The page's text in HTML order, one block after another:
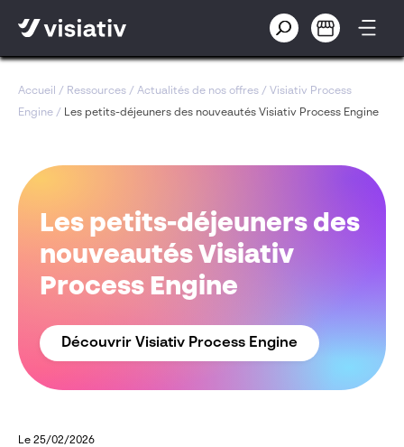
Accueil / Ressources / Actualités de nos offres / Visiativ Process
Engine / Les petits-déjeuners des nouveautés Visiativ Process Engine
Les petits-déjeuners des
nouveautés Visiativ
Process Engine
Découvrir Visiativ Process Engine
Le 25/02/2026